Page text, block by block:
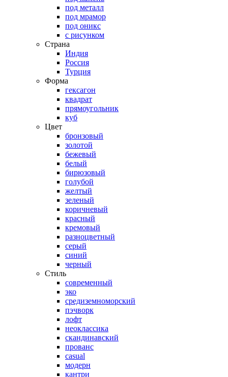
под металл
под мрамор
под оникс
с рисунком
Страна
Индия
Россия
Турция
Форма
гексагон
квадрат
прямоугольник
куб
Цвет
бронзовый
золотой
бежевый
белый
бирюзовый
голубой
желтый
зеленый
коричневый
красный
кремовый
разноцветный
серый
синий
черный
Стиль
современный
эко
средиземноморский
пэчворк
лофт
неоклассика
скандинавский
прованс
casual
модерн
кантри